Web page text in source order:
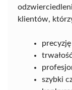
klientów,
szybki